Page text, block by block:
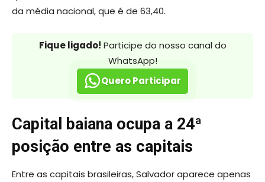
da média nacional, que é de 63,40.
Fique ligado! Participe do nosso canal do
WhatsApp!
Quero Participar
Capital baiana ocupa a 24ª
posição entre as capitais
Entre as capitais brasileiras, Salvador aparece apenas